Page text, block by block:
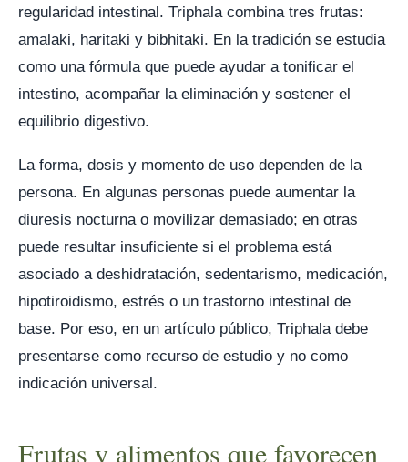
regularidad intestinal. Triphala combina tres frutas:
amalaki, haritaki y bibhitaki. En la tradición se estudia
como una fórmula que puede ayudar a tonificar el
intestino, acompañar la eliminación y sostener el
equilibrio digestivo.
La forma, dosis y momento de uso dependen de la
persona. En algunas personas puede aumentar la
diuresis nocturna o movilizar demasiado; en otras
puede resultar insuficiente si el problema está
asociado a deshidratación, sedentarismo, medicación,
hipotiroidismo, estrés o un trastorno intestinal de
base. Por eso, en un artículo público, Triphala debe
presentarse como recurso de estudio y no como
indicación universal.
Frutas y alimentos que favorecen